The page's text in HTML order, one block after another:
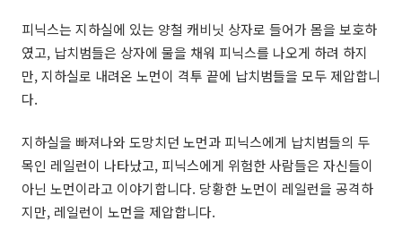
피닉스는 지하실에 있는 양철 캐비닛 상자로 들어가 몸을 보호하
였고, 납치범들은 상자에 물을 채워 피닉스를 나오게 하려 하지
만, 지하실로 내려온 노먼이 격투 끝에 납치범들을 모두 제압합니
다.
지하실을 빠져나와 도망치던 노먼과 피닉스에게 납치범들의 두
목인 레일런이 나타났고, 피닉스에게 위험한 사람들은 자신들이
아닌 노먼이라고 이야기합니다. 당황한 노먼이 레일런을 공격하
지만, 레일런이 노먼을 제압합니다.